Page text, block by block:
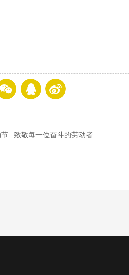
动节 | 致敬每一位奋斗的劳动者